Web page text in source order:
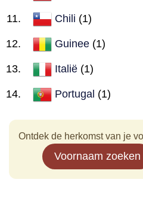
Chili (1)
Guinee (1)
Italië (1)
Portugal (1)
Ontdek de herkomst van je
Voornaam zoeken